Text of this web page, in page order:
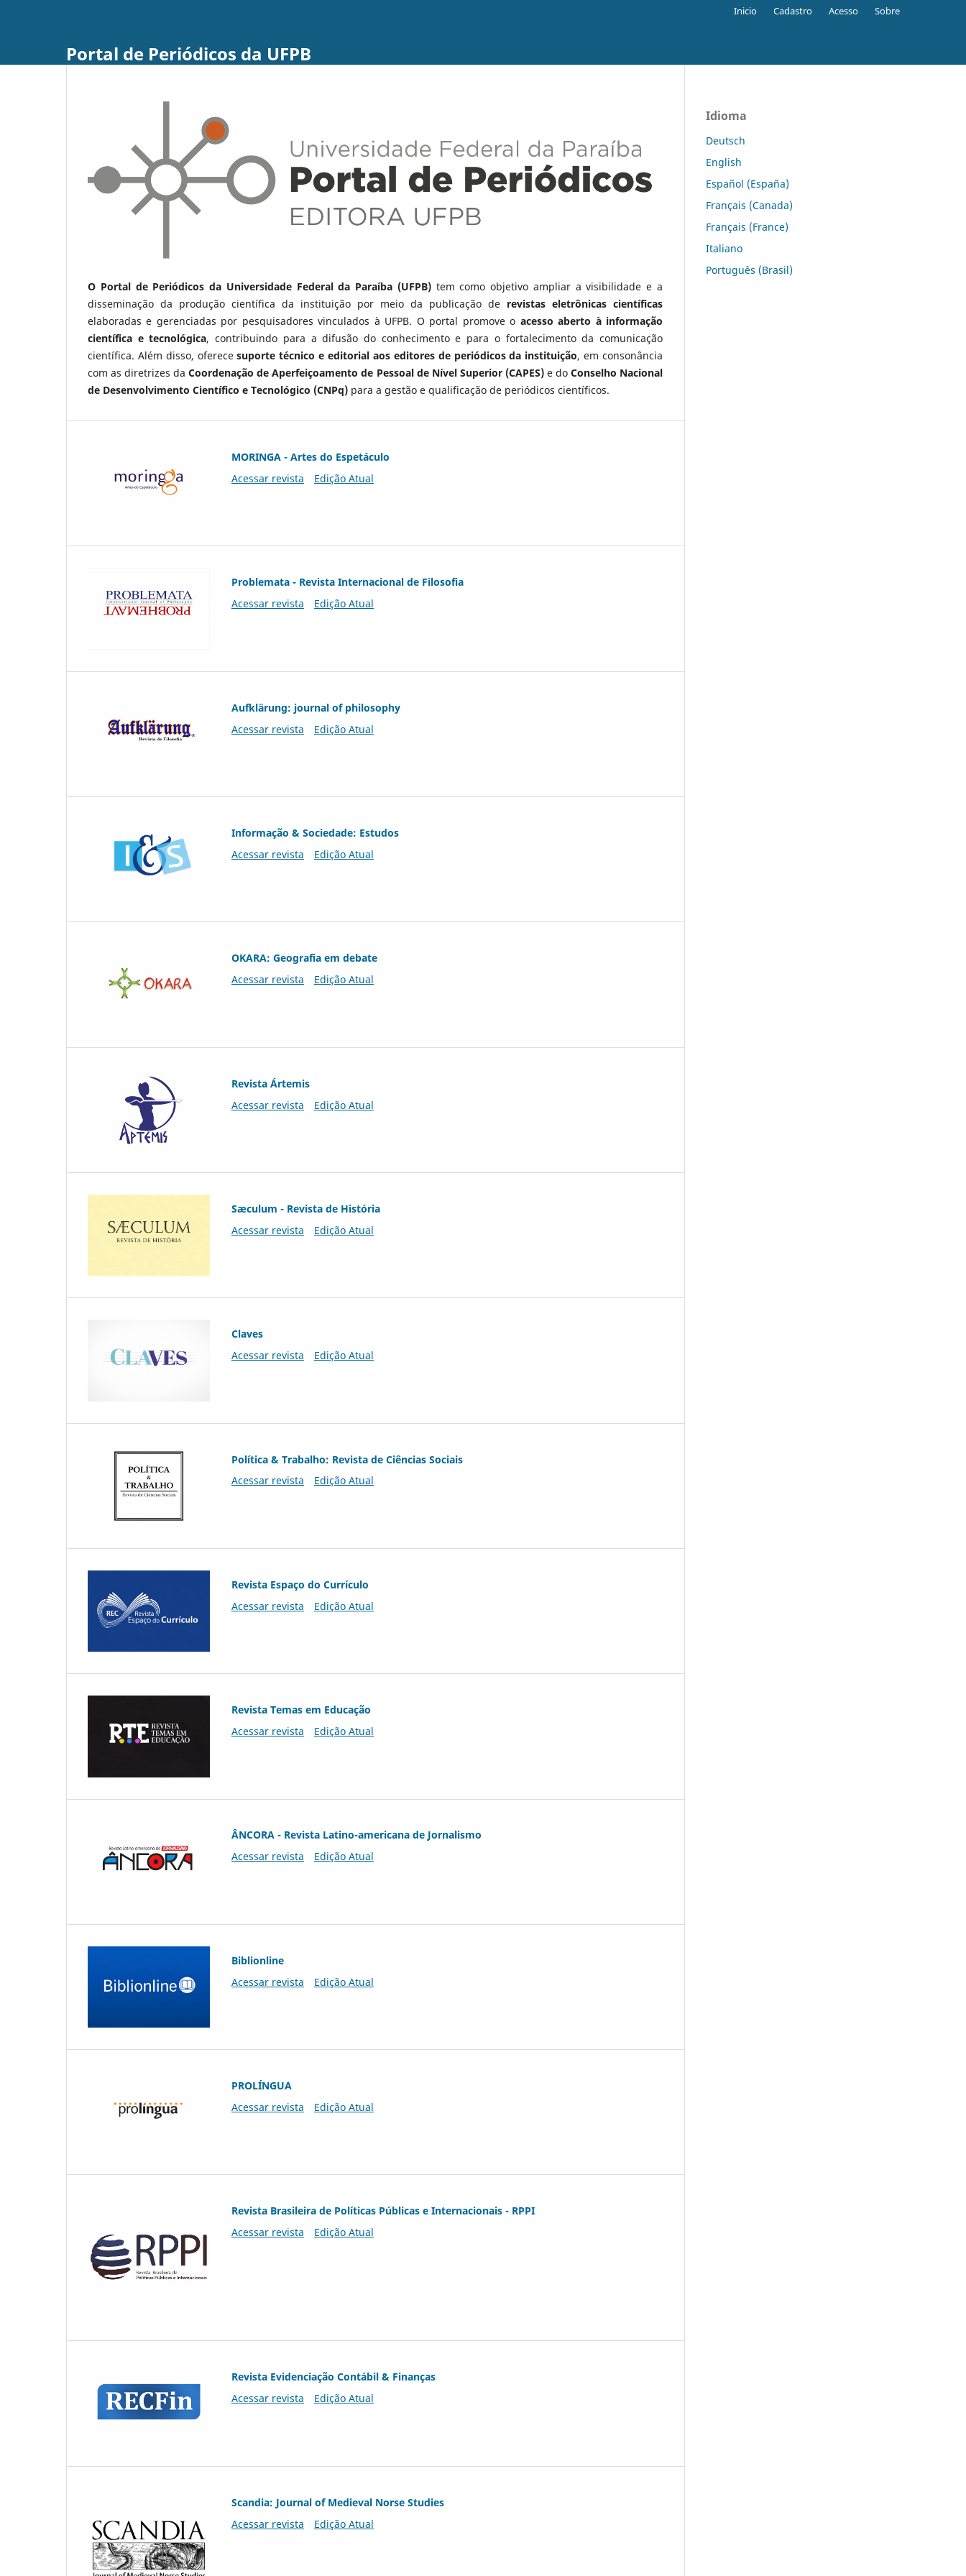
Portal de Periódicos da UFPB
Inicio Cadastro Acesso Sobre
O Portal de Periódicos da Universidade Federal da Paraíba (UFPB)tem como objetivo ampliar a visibilidade e a
disseminação da produção científica da instituição por meio da publicação de revistas eletrônicas científicas
elaboradas e gerenciadas por pesquisadores vinculados à UFPB. O portal promove o acesso aberto à informação
científica e tecnológica, contribuindo para a difusão do conhecimento e para o fortalecimento da comunicação
científica. Além disso, oferecesuporte técnico e editorial aos editores de periódicos da instituição, em consonância
com as diretrizes daCoordenação de Aperfeiçoamento de Pessoal de Nível Superior (CAPES)e do Conselho Nacional
de Desenvolvimento Científico e Tecnológico (CNPq) para a gestão e qualificação de periódicos científicos.
MORINGA - Artes do Espetáculo
Acessar revista
Edição Atual
Problemata - Revista Internacional de Filosofia
Acessar revista
Edição Atual
Aufklärung: journal of philosophy
Acessar revista
Edição Atual
Informação & Sociedade: Estudos
Acessar revista
Edição Atual
OKARA: Geografia em debate
Acessar revista
Edição Atual
Revista Ártemis
Acessar revista
Edição Atual
Sæculum - Revista de História
Acessar revista
Edição Atual
Claves
Acessar revista
Edição Atual
Política & Trabalho: Revista de Ciências Sociais
Acessar revista
Edição Atual
Revista Espaço do Currículo
Acessar revista
Edição Atual
Revista Temas em Educação
Acessar revista
Edição Atual
ÂNCORA - Revista Latino-americana de Jornalismo
Acessar revista
Edição Atual
Biblionline
Acessar revista
Edição Atual
PROLÍNGUA
Acessar revista
Edição Atual
Revista Brasileira de Políticas Públicas e Internacionais - RPPI
Acessar revista
Edição Atual
Revista Evidenciação Contábil & Finanças
Acessar revista
Edição Atual
Scandia: Journal of Medieval Norse Studies
Acessar revista
Edição Atual
Idioma
Deutsch
English
Español (España)
Français (Canada)
Français (France)
Italiano
Português (Brasil)